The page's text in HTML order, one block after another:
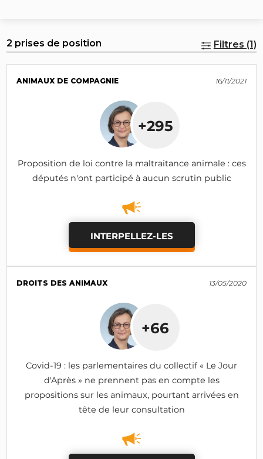
2 prises de position Filtres (1)
ANIMAUX DE COMPAGNIE 16/11/2021
+295
Proposition de loi contre la maltraitance animale : ces
députés n'ont participé à aucun scrutin public
INTERPELLEZ-LES
DROITS DES ANIMAUX 13/05/2020
+66
Covid-19 : les parlementaires du collectif « Le Jour
d'Après » ne prennent pas en compte les
propositions sur les animaux, pourtant arrivées en
tête de leur consultation